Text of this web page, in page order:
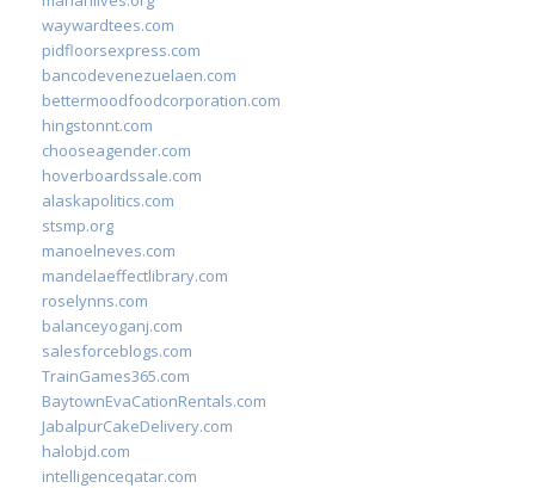
waywardtees.com
pidfloorsexpress.com
bancodevenezuelaen.com
bettermoodfoodcorporation.com
hingstonnt.com
chooseagender.com
hoverboardssale.com
alaskapolitics.com
stsmp.org
manoelneves.com
mandelaeffectlibrary.com
roselynns.com
balanceyoganj.com
salesforceblogs.com
TrainGames365.com
BaytownEvaCationRentals.com
JabalpurCakeDelivery.com
halobjd.com
intelligenceqatar.com